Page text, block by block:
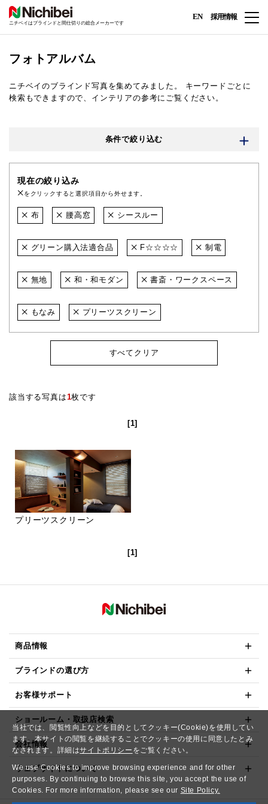
当社では、閲覧性向上などを目的としてクッキー(Cookie)を使用してい
ます。本サイトの閲覧を継続することでクッキーの使用に同意したとみ
なされます。詳細はサイトポリシー をご覧ください。
We use Cookies to improve browsing experience and for other
purposes. By continuing to browse this site, you accept the use of
Cookies. For more information, please see our Site Policy.
ニチベイはブラインドと間仕切りの総合メーカーです
EN 採用情報
フォトアルバム
ニチベイのブラインド写真を集めてみました。
キーワードごとに
検索もできますので、インテリアの参考にご覧ください。
条件で絞り込む
現在の絞り込み
をクリックすると選択項目から外せます。
布 腰高窓 シースルー
グリーン購入法適合品 F☆☆☆☆ 制電
無地 和・和モダン 書斎・ワークスペース
もなみ プリーツスクリーン
すべてクリア
該当する写真は1枚です
[1]
プリーツスクリーン
[1]
商品情報
ブラインドの選び方
お客様サポート
ショールーム・取扱店検索
会社情報
ウェブサイトについて